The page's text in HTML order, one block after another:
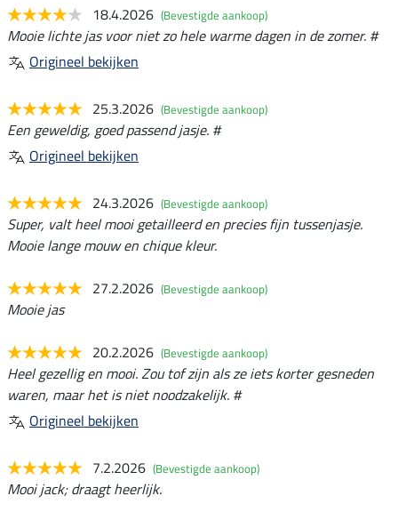
18.4.2026 (Bevestigde aankoop)
Mooie lichte jas voor niet zo hele warme dagen in de zomer. #
Origineel bekijken
25.3.2026 (Bevestigde aankoop)
Een geweldig, goed passend jasje. #
Origineel bekijken
24.3.2026 (Bevestigde aankoop)
Super, valt heel mooi getailleerd en precies fijn tussenjasje.
Mooie lange mouw en chique kleur.
27.2.2026 (Bevestigde aankoop)
Mooie jas
20.2.2026 (Bevestigde aankoop)
Heel gezellig en mooi. Zou tof zijn als ze iets korter gesneden
waren, maar het is niet noodzakelijk. #
Origineel bekijken
7.2.2026 (Bevestigde aankoop)
Mooi jack; draagt heerlijk.